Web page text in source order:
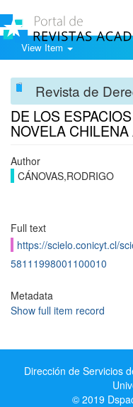
View Item
Revista de
DE LOS
NOVELA
Author
CÁNOVAS,RODRIGO
Full text
https://scielo.conicyt.cl/
58111998001100010
Metadata
Show full item record
Dirección de Servicios
© 2019